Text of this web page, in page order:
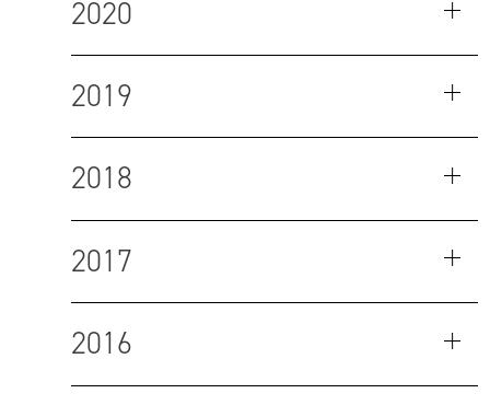
2020
2019
2018
2017
2016